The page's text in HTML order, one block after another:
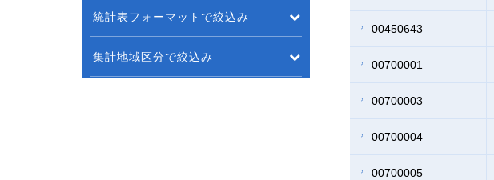
00450643
00700001
00700003
00700004
00700005
統計表フォーマットで絞込み
集計地域区分で絞込み